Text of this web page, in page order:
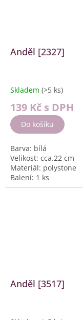
Anděl [2327]
Skladem (>5 ks)
139 Kč s DPH
Do košíku
Barva: bílá
Velikost: cca.22 cm
Materiál: polystone
Balení: 1 ks
Anděl [3517]